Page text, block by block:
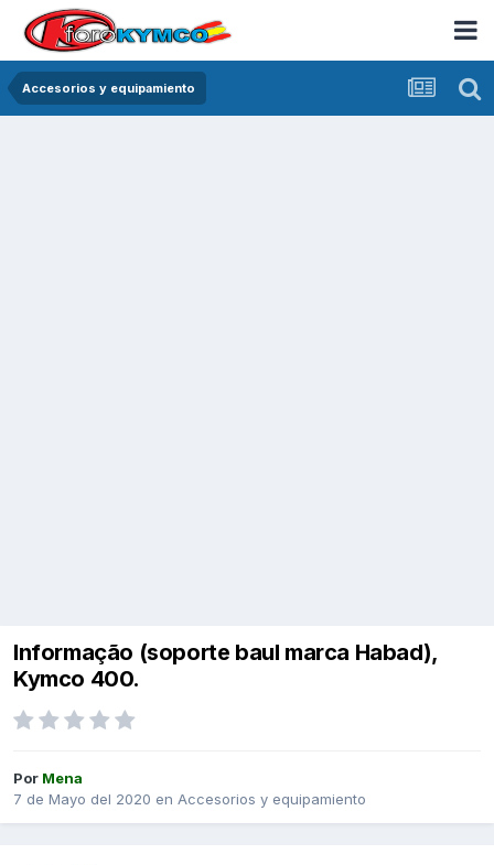
Accesorios y equipamiento
Informação (soporte baul marca Habad),
Kymco 400.
Por Mena
7 de Mayo del 2020 en Accesorios y equipamiento